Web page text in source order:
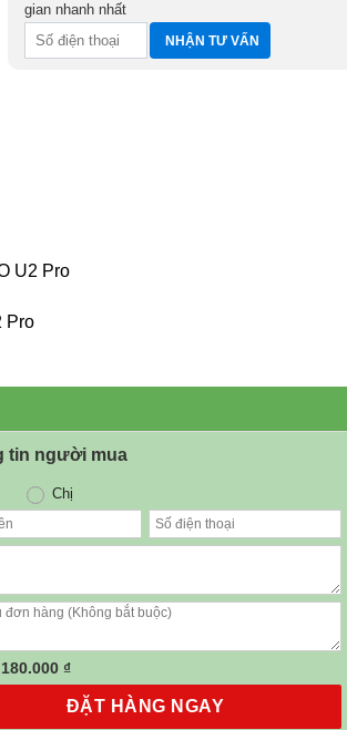
gian nhanh nhất
U2 Pro
Pro
tin người mua
Chị
180.000 ₫
ĐẶT HÀNG NGAY